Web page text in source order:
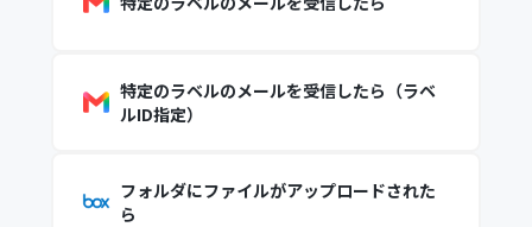
特定のラベルのメールを受信したら（ラベ
ルID指定）
フォルダにファイルがアップロードされた
ら